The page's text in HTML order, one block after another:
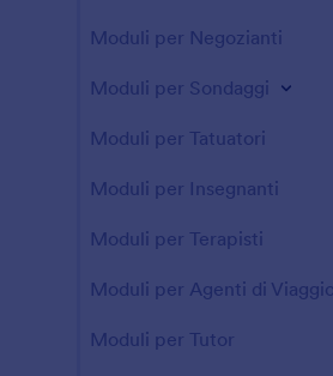
Moduli per Negozianti
Moduli per Sondaggi
Moduli per Tatuatori
Moduli per Insegnanti
Moduli per Terapisti
Moduli per Agenti di Viaggio
Moduli per Tutor